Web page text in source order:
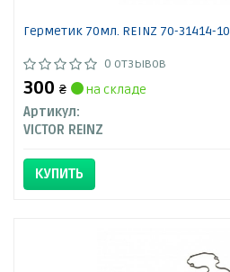
Герметик 70мл. REINZ 70-31414-10
0 отзывов
300 ₴
на складе
Артикул:
VICTOR REINZ
КУПИТЬ